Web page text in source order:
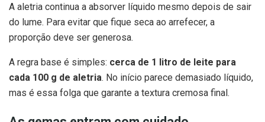
A aletria continua a absorver líquido mesmo depois de sair
do lume. Para evitar que fique seca ao arrefecer, a
proporção deve ser generosa.
A regra base é simples: cerca de 1 litro de leite para
cada 100 g de aletria. No início parece demasiado líquido,
mas é essa folga que garante a textura cremosa final.